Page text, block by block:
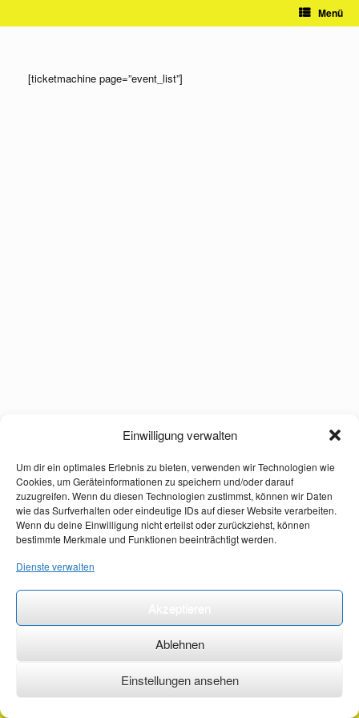
Einwilligung verwalten
Um dir ein optimales Erlebnis zu bieten, verwenden wir Technologien wie
Cookies, um Geräteinformationen zu speichern und/oder darauf
zuzugreifen. Wenn du diesen Technologien zustimmst, können wir Daten
wie das Surfverhalten oder eindeutige IDs auf dieser Website verarbeiten.
Wenn du deine Einwilligung nicht erteilst oder zurückziehst, können
bestimmte Merkmale und Funktionen beeinträchtigt werden.
Dienste verwalten
Ablehnen
Einstellungen ansehen
Menü
[ticketmachine page=”event_list”]
©2026 ·erstehilfekurs-mauch.de ·AGB ·Datenschutzerklärung ·Impressum ·